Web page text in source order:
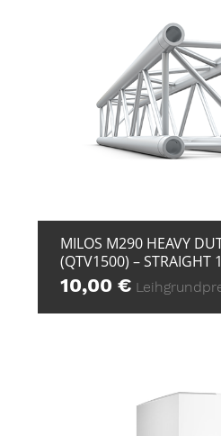
MILOS M290 HEAVY
(QTV1500) – STRAIGHT
10,00€